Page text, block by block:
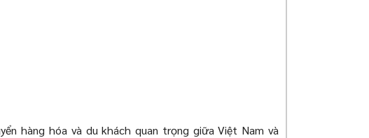
hàng hóa và du khách quan trọng giữa Việt Nam và